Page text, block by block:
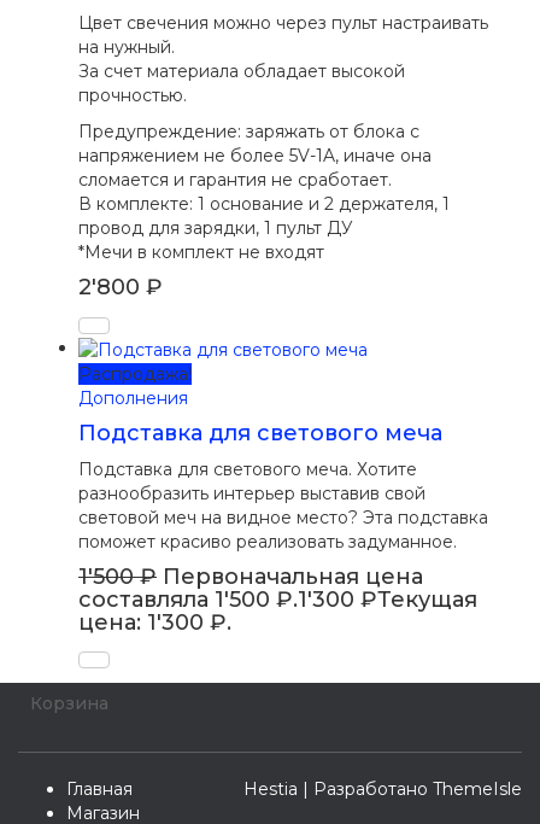
Цвет свечения можно через пульт настраивать
на нужный.
За счет материала обладает высокой
прочностью.
Предупреждение: заряжать от блока с
напряжением не более 5V-1A, иначе она
сломается и гарантия не сработает.
В комплекте: 1 основание и 2 держателя, 1
провод для зарядки, 1 пульт ДУ
*Мечи в комплект не входят
2'800 ₽
Распродажа!
Дополнения
Подставка для светового меча
Подставка для светового меча. Хотите
разнообразить интерьер выставив свой
световой меч на видное место? Эта подставка
поможет красиво реализовать задуманное.
1'500₽ Первоначальная цена
составляла 1'500 ₽.1'300 ₽Текущая
цена: 1'300 ₽.
Корзина
Главная
Магазин
Hestia | Разработано ThemeIsle